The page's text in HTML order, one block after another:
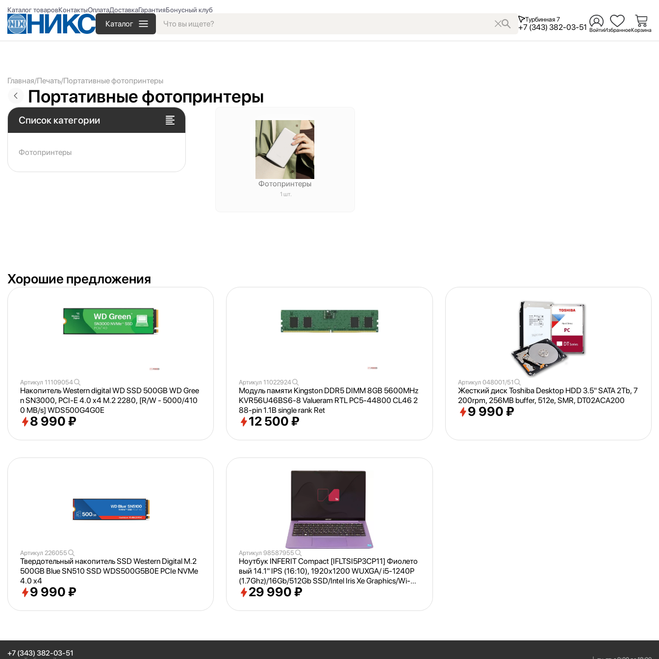
Каталог товаровКонтактыОплатаДоставкаГарантияБонусный клуб
Каталог Турбинная 7
+7 (343) 382-03-51 ВойтиИзбранноеКорзина
Главная Печать Портативные фотопринтеры
Портативные фотопринтеры
Список категории
Фотопринтеры
Фотопринтеры
1 шт.
Хорошие предложения
Артикул 11109054
Накопитель Western digital WD SSD 500GB WD Gree
n SN3000, PCI-E 4.0 x4 M.2 2280, [R/W - 5000/410
0 MB/s] WDS500G4G0E
8 990 ₽
Артикул11022924
Модуль памяти Kingston DDR5 DIMM 8GB 5600MHz
KVR56U46BS6-8 Valueram RTL PC5-44800 CL46 2
88-pin 1.1В single rank Ret
12 500 ₽
Артикул 048001/51
Жесткий диск Toshiba Desktop HDD 3.5" SATA 2Tb, 7
200rpm, 256MB buffer, 512e, SMR, DT02ACA200
9 990 ₽
Артикул 226055
Твердотельный накопитель SSD Western Digital M.2
500GB Blue SN510 SSD WDS500G5B0E PCIe NVMe
4.0 x4
9 990 ₽
Артикул98587955
Ноутбук INFERIT Compact [IFLTSI5P3CP11] Фиолето
вый 14.1" IPS (16:10), 1920х1200 WUXGA/ i5-1240P
(1.7Ghz)/16Gb/512Gb SSD/Intel Iris Xe Graphics/Wi-Fi/
Bluetooth/Win 11Pro Trial
29 990 ₽
+7 (343) 382-03-51